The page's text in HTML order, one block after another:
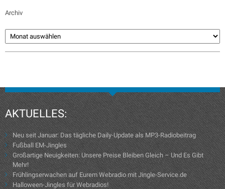
Archiv
AKTUELLES:
Neu seit Januar: Das tägliche Daily-Update als MP3-Radiobeitrag
Fußball EM-Jingles
Großartige Neuigkeiten: Unsere Preise Bleiben Gleich – Und Es Gibt
Mehr!
Frühlingserwachen auf Eurem Webradio mit Jingle-Service.de
Halloween-Jingles für Webradios!